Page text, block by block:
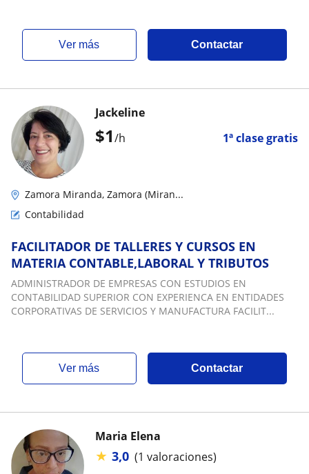
ver más Contactar
$1/h 1ª clase gratis
Jackeline
Zamora Miranda, Zamora (Miran...
Contabilidad
FACILITADOR DE TALLERES Y CURSOS EN
MATERIA CONTABLE,LABORAL Y TRIBUTOS
ADMINISTRADOR DE EMPRESAS CON ESTUDIOS EN
CONTABILIDAD SUPERIOR CON EXPERIENCA EN ENTIDADES
CORPORATIVAS DE SERVICIOS Y MANUFACTURA FACILIT...
ver más Contactar
Maria Elena
★ 3,0 (1 valoraciones)